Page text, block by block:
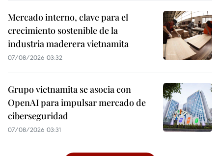
Mercado interno, clave para el
crecimiento sostenible de la
industria maderera vietnamita
07/08/2026 03:32
Grupo vietnamita se asocia con
OpenAI para impulsar mercado de
ciberseguridad
07/08/2026 03:31